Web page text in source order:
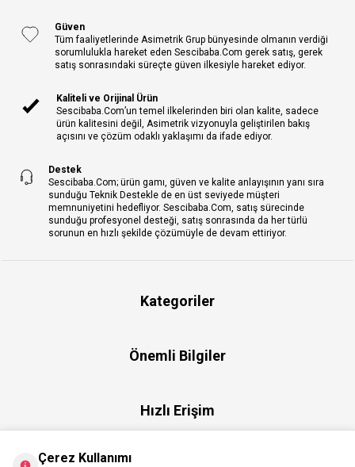
Güven
Tüm faaliyetlerinde Asimetrik Grup bünyesinde olmanın verdiği
sorumlulukla hareket eden Sescibaba.Com gerek satış, gerek
satış sonrasındaki süreçte güven ilkesiyle hareket ediyor.
Kaliteli ve Orijinal Ürün
Sescibaba.Com’un temel ilkelerinden biri olan kalite, sadece
ürün kalitesini değil, Asimetrik vizyonuyla geliştirilen bakış
açısını ve çözüm odaklı yaklaşımı da ifade ediyor.
Destek
Sescibaba.Com; ürün gamı, güven ve kalite anlayışının yanı sıra
sunduğu Teknik Destekle de en üst seviyede müşteri
memnuniyetini hedefliyor. Sescibaba.Com, satış sürecinde
sunduğu profesyonel desteği, satış sonrasında da her türlü
sorunun en hızlı şekilde çözümüyle de devam ettiriyor.
Kategoriler
Önemli Bilgiler
Hızlı Erişim
Çerez Kullanımı